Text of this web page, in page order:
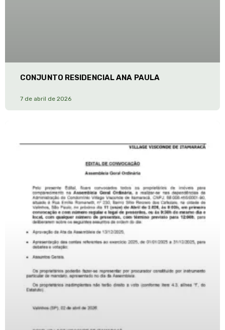
CONJUNTO RESIDENCIAL ANA PAULA
7 de abril de 2026